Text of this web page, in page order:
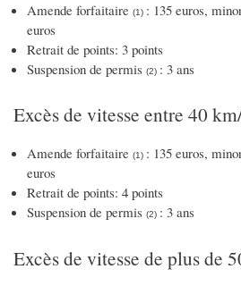
Amende forfaitaire (1) : 135 euros,
euros
Retrait de points: 3 points
Suspension de permis (2) : 3 ans
Excès de vitesse entre 40
Amende forfaitaire (1) : 135 euros,
euros
Retrait de points: 4 points
Suspension de permis (2) : 3 ans
Excès de vitesse de plus de